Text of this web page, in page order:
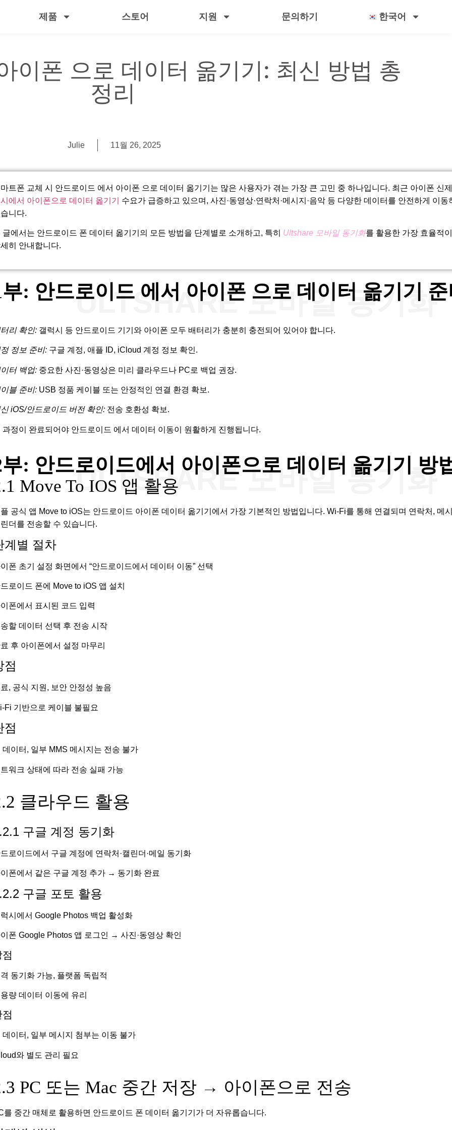
제품 스토어 지원 문의하기 한국어
이폰 으로 데이터 옮기기: 최신 방법 총
정리
Julie 11월 26, 2025
트폰 교체 시 안드로이드 에서 아이폰 으로 데이터 옮기기는 많은 사용자가 겪는 가장 큰 고민 중 하나입니다. 최근 아이폰 신
에서 아이폰으로 데이터 옮기기
수요가 급증하고 있으며, 사진·동영상·연락처·메시지·음악 등 다양한 데이터를 안전하게 이
니다.
글에서는 안드로이드 폰 데이터 옮기기의 모든 방법을 단계별로 소개하고, 특히 Ultshare 모바일 동기화를 활용한 가장 효율적
히 안내합니다.
ULTSHARE 모바일 동기화
부: 안드로이드 에서 아이폰 으로 데이터 옮기기
리 확인: 갤럭시 등 안드로이드 기기와 아이폰 모두 배터리가 충분히 충전되어 있어야 합니다.
정보 준비: 구글 계정, 애플 ID, iCloud 계정 정보 확인.
터 백업: 중요한 사진·동영상은 미리 클라우드나 PC로 백업 권장.
블 준비: USB 정품 케이블 또는 안정적인 연결 환경 확보.
iOS/안드로이드 버전 확인: 전송 호환성 확보.
과정이 완료되어야 안드로이드 에서 데이터 이동이 원활하게 진행됩니다.
ULTSHARE 모바일 동기화
: 안드로이드에서 아이폰으로 데이터 옮기기 방
Move To IOS 앱 활용
공식 앱 Move to iOS는 안드로이드 아이폰 데이터 옮기기에서 가장 기본적인 방법입니다. Wi-Fi를 통해 연결되며 연락처, 메
더를 전송할 수 있습니다.
계별 절차
폰 초기 설정 화면에서 “안드로이드에서 데이터 이동” 선택
로이드 폰에 Move to iOS 앱 설치
폰에서 표시된 코드 입력
할 데이터 선택 후 전송 시작
후 아이폰에서 설정 마무리
점
, 공식 지원, 보안 안정성 높음
Fi 기반으로 케이블 불필요
점
데이터, 일부 MMS 메시지는 전송 불가
워크 상태에 따라 전송 실패 가능
클라우드 활용
구글 계정 동기화
로이드에서 구글 계정에 연락처·캘린더·메일 동기화
폰에서 같은 구글 계정 추가 → 동기화 완료
구글 포토 활용
시에서 Google Photos 백업 활성화
폰 Google Photos 앱 로그인 → 사진·동영상 확인
점
동기화 가능, 플랫폼 독립적
량 데이터 이동에 유리
점
데이터, 일부 메시지 첨부는 이동 불가
와 별도 관리 필요
PC 또는 Mac 중간 저장 → 아이폰으로 전송
를 중간 매체로 활용하면 안드로이드 폰 데이터 옮기기가 더 자유롭습니다.